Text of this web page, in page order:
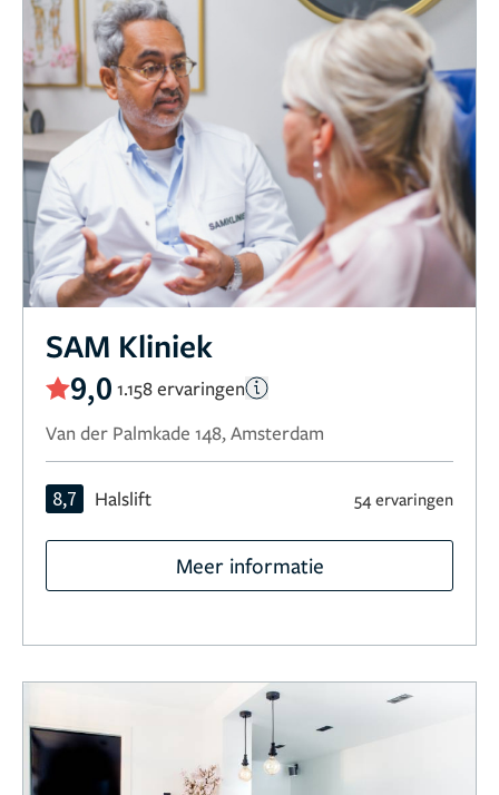
SAM Kliniek
9,0 1.158 ervaringen
Van der Palmkade 148, Amsterdam
8,7 Halslift 54 ervaringen
Meer informatie